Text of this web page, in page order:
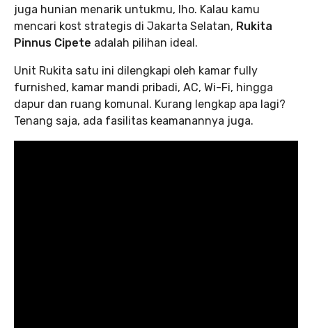
juga hunian menarik untukmu, lho. Kalau kamu
mencari kost strategis di Jakarta Selatan, Rukita
Pinnus Cipete adalah pilihan ideal.
Unit Rukita satu ini dilengkapi oleh kamar fully
furnished, kamar mandi pribadi, AC, Wi-Fi, hingga
dapur dan ruang komunal. Kurang lengkap apa lagi?
Tenang saja, ada fasilitas keamanannya juga.